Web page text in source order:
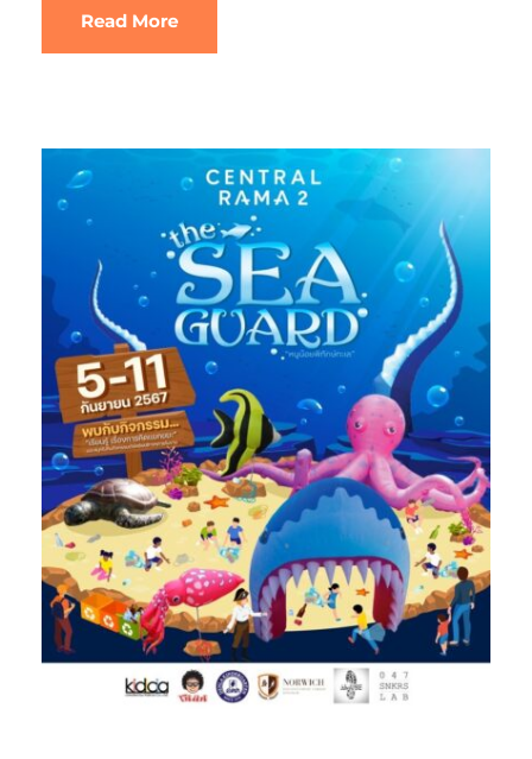
Read More